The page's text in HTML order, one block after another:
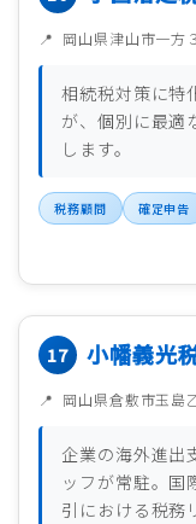
岡山県津山市一方
相続税対策に特
が、個別に最適
します。
税務顧問 確定申告
小幡義光
岡山県倉敷市玉島
企業の海外進出
ッフが常駐。国
引における税務